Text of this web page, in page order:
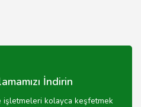
İndirin
işletmeleri kolayca keşfetmek